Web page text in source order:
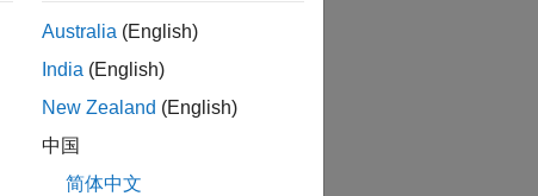
Australia (English)
India (English)
New Zealand (English)
中国
简体中文